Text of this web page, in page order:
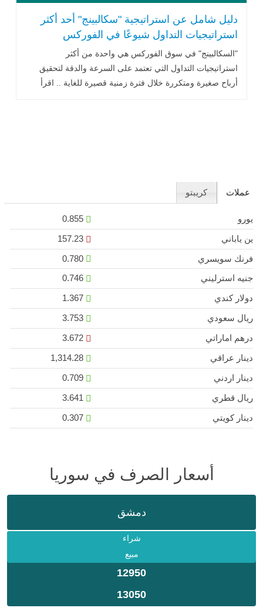
دليل شامل عن استراتيجية "سكالبينج" أحد أكثر
استراتيجيات التداول شيوعًا في الفوركس
"السكالبينج" في سوق الفوركس هي واحدة من أكثر
استراتيجيات التداول التي تعتمد على السرعة والدقة لتحقيق
أرباح صغيرة ومتكررة خلال فترة زمنية قصيرة للغاية .. اقرأ
عملات كريبتو
يورو
0.855
ين ياباني
157.23
فرنك سويسري
0.780
جنيه استرليني
0.746
دولار كندي
1.367
ريال سعودي
3.753
درهم اماراتي
3.672
دينار عراقي
1,314.28
دينار اردني
0.709
ريال قطري
دينار كويتي
0.307
أسعار الصرف في سوريا
دمشق
شراء
مبيع
12950
13050